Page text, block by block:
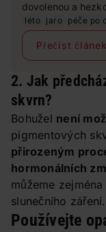
dovolenou a
Sluneční záření
stárnutí pleti i její
jednoduchá.
každodenní zvyk.
léto jaro péče po
Přečíst článek
2. Jak
skvrn?
Bohužel není
pigmentových
přirozeným
hormonálních
můžeme
slunečního
Používejte